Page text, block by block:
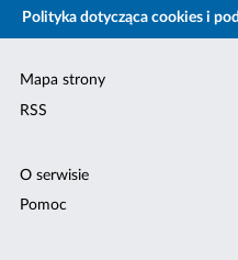
Polityka dotycząca cookies i
Mapa strony
RSS
O serwisie
Pomoc